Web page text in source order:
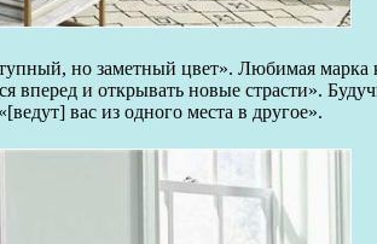
но заметный цвет». Любимая марка
вперед и открывать новые страсти».
вас из одного места в другое».